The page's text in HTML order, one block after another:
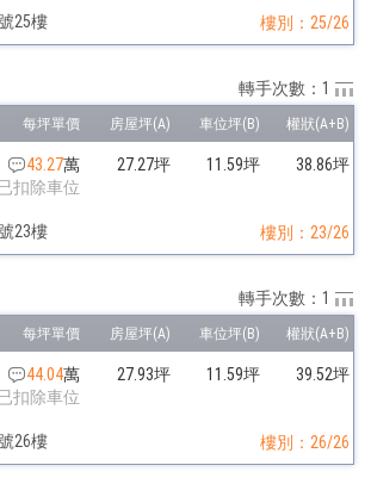
25樓 樓別：25/26
43.27萬
扣除車位
27.27坪 11.59坪 38.86坪
23樓 樓別：23/26
轉手次數：1
44.04萬
扣除車位
27.93坪 11.59坪 39.52坪
26樓 樓別：26/26
轉手次數：1